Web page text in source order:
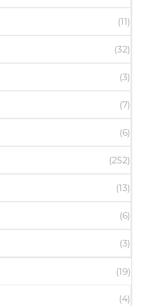
(11)
(32)
(3)
(7)
(6)
(252)
(13)
(6)
(3)
(19)
(4)